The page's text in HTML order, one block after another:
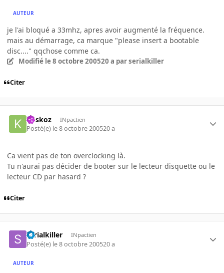
AUTEUR
je l'ai bloqué a 33mhz, apres avoir augmenté la fréquence.
mais au démarrage, ca marque "please insert a bootable
disc...." qqchose comme ca.
Modifié le 8 octobre 200520 a par serialkiller
Citer
koskoz INpactien
Posté(e) le 8 octobre 200520 a
Ca vient pas de ton overclocking là.
Tu n'aurai pas décider de booter sur le lecteur disquette ou le
lecteur CD par hasard ?
Citer
serialkiller INpactien
Posté(e) le 8 octobre 200520 a
AUTEUR